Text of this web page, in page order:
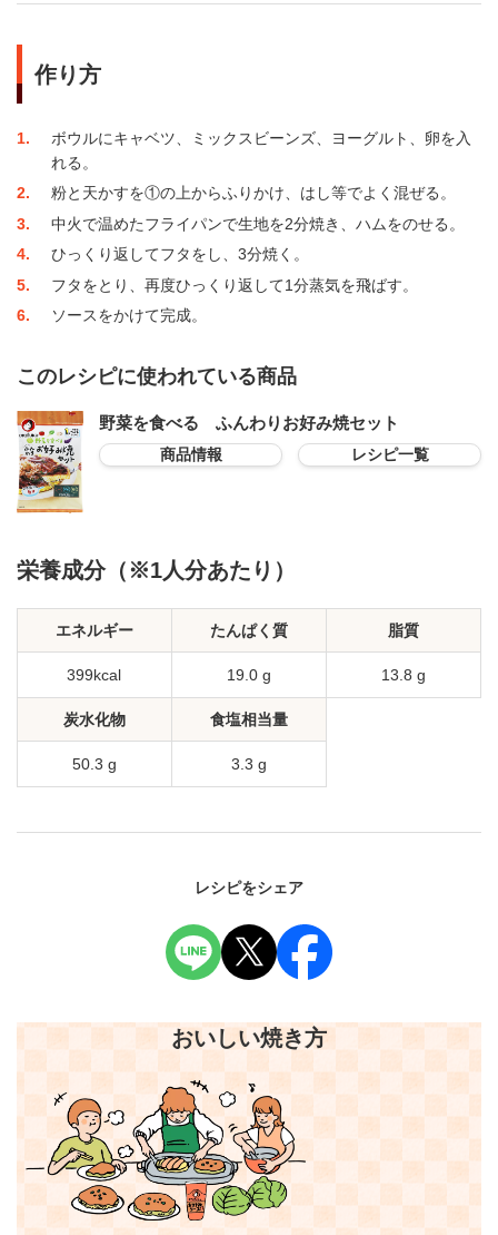
作り方
1
ボウルにキャベツ、ミックスビーンズ、ヨーグルト、卵を入
れる。
2
粉と天かすを①の上からふりかけ、はし等でよく混ぜる。
3
中火で温めたフライパンで生地を2分焼き、ハムをのせる。
4
ひっくり返してフタをし、3分焼く。
5
フタをとり、再度ひっくり返して1分蒸気を飛ばす。
6
ソースをかけて完成。
このレシピに使われている商品
野菜を食べる ふんわりお好み焼セット
商品情報 レシピ一覧
栄養成分（※1人分あたり）
エネルギー
399kcal
たんぱく質
19.0 g
脂質
13.8 g
炭水化物
50.3 g
食塩相当量
3.3 g
レシピをシェア
おいしい焼き方